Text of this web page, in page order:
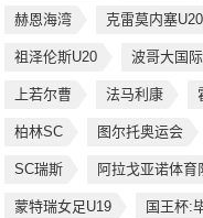
赫恩海湾 克雷莫内塞U20
祖泽伦斯U20 波哥大国
上若尔曹 法马利康
柏林SC 图尔托奥运会
SC瑞斯 阿拉戈亚诺体育
蒙特瑞女足U19 国王杯: